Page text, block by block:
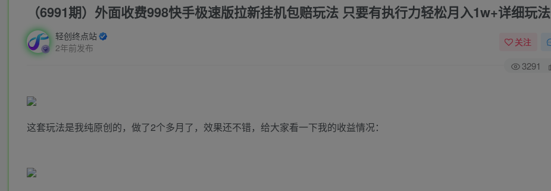
（6991期）外面收费998快手极速版拉新挂机包赔玩法 只要有执行力轻松月入1w+详细玩法
轻创终点站
2年前发布
关注
3291
这套玩法是我纯原创的，做了2个多月了，效果还不错，给大家看一下我的收益情况：